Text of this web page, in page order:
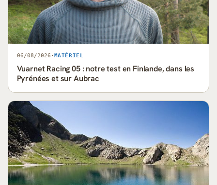
06/08/2026 · MATÉRIEL
Vuarnet Racing 05 : notre test en Finlande, dans les
Pyrénées et sur Aubrac